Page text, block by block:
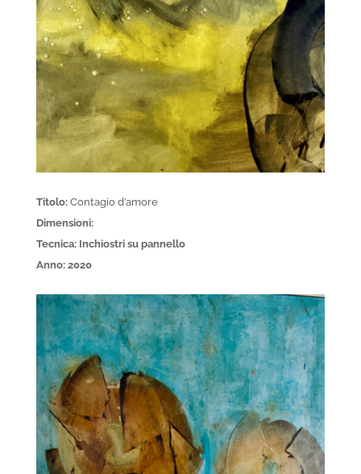
Titolo:Contagio d’amore
Dimensioni:
Tecnica: Inchiostri su pannello
Anno: 2020